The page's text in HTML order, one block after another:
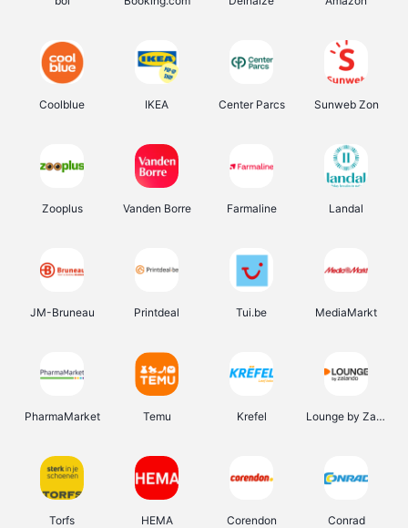
Coolblue IKEA Center Parcs Sunweb Zon
Zooplus Vanden Borre Farmaline Landal
JM-Bruneau Printdeal Tui.be MediaMarkt
PharmaMarket Temu Krefel Lounge by Zalando
Torfs HEMA Corendon Conrad